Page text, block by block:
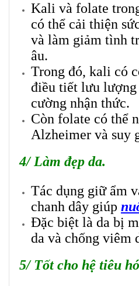
Kali và folate
có thể cải thiện
và làm giảm tình
âu.
Trong đó, kali có
điều tiết lưu lượng
cường nhận thức.
Còn folate có thể
Alzheimer và suy
4/ Làm đẹp da.
Tác dụng giữ ẩm
chanh dây giúp
Đặc biệt là da bị
da và chống viêm
5/ Tốt cho hệ tiêu